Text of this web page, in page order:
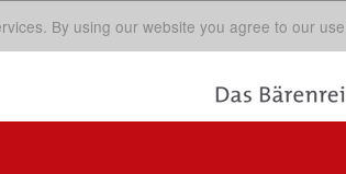
By using our website you agree to our